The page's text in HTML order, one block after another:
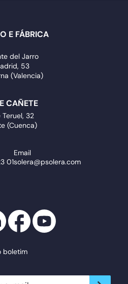
E FÁBRICA
del Jarro
53
(Valencia)
CAÑETE
32
(Cuenca)
01
Email
solera@psolera.com
boletim